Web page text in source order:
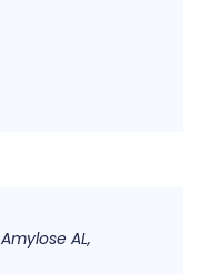
Amylose AL,